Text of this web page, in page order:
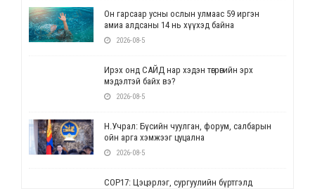
Он гарсаар усны ослын улмаас 59 иргэн
амиа алдсаны 14 нь хүүхэд байна
2026-08-5
Ирэх онд САЙД нар хэдэн төгрөгийн эрх
мэдэлтэй байх вэ?
2026-08-5
Н.Учрал: Бүсийн чуулган, форум, салбарын
ойн арга хэмжээг цуцална
2026-08-5
СОР17: Цэцэрлэг, сургуулийн бүртгэлд